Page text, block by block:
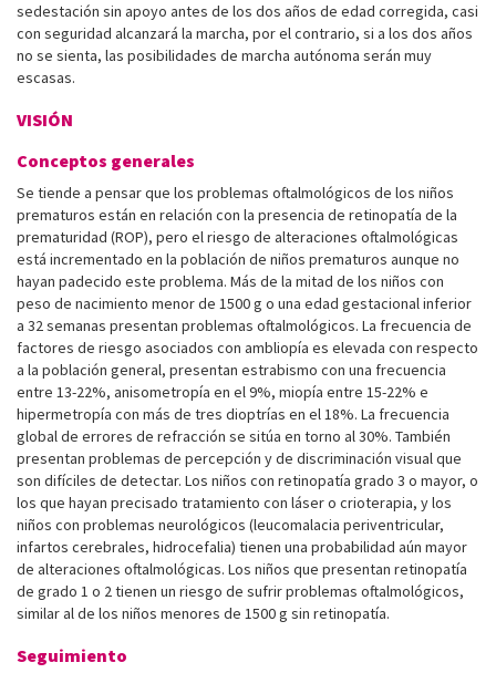
sedestación sin apoyo antes de los dos años de edad corregida, casi
con seguridad alcanzará la marcha, por el contrario, si a los dos años
no se sienta, las posibilidades de marcha autónoma serán muy
escasas.
VISIÓN
Conceptos generales
Se tiende a pensar que los problemas oftalmológicos de los niños
prematuros están en relación con la presencia de retinopatía de la
prematuridad (ROP), pero el riesgo de alteraciones oftalmológicas
está incrementado en la población de niños prematuros aunque no
hayan padecido este problema. Más de la mitad de los niños con
peso de nacimiento menor de 1500 g o una edad gestacional inferior
a 32 semanas presentan problemas oftalmológicos. La frecuencia de
factores de riesgo asociados con ambliopía es elevada con respecto
a la población general, presentan estrabismo con una frecuencia
entre 13-22%, anisometropía en el 9%, miopía entre 15-22% e
hipermetropía con más de tres dioptrías en el 18%. La frecuencia
global de errores de refracción se sitúa en torno al 30%. También
presentan problemas de percepción y de discriminación visual que
son difíciles de detectar. Los niños con retinopatía grado 3 o mayor, o
los que hayan precisado tratamiento con láser o crioterapia, y los
niños con problemas neurológicos (leucomalacia periventricular,
infartos cerebrales, hidrocefalia) tienen una probabilidad aún mayor
de alteraciones oftalmológicas. Los niños que presentan retinopatía
de grado 1 o 2 tienen un riesgo de sufrir problemas oftalmológicos,
similar al de los niños menores de 1500 g sin retinopatía.
Seguimiento